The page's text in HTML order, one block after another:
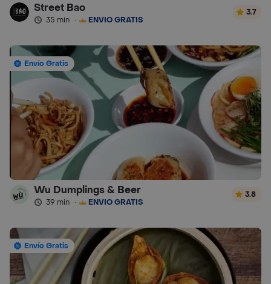
Street Bao
35 min · ENVÍO GRATIS
3.7
Envío Gratis
Wu Dumplings & Beer
39 min · ENVÍO GRATIS
3.8
Envío Gratis